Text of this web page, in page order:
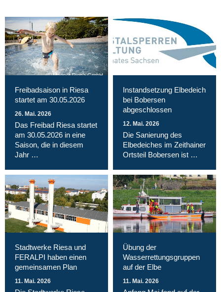
Magnet Riesa GmbH
Freibadsaison in Riesa
startet am 30.05.2026
26. Mai. 2026
Das Freibad Riesa startet
am 30.05.2026 in eine
Saison, die in diesem
Jahr …
Instandsetzung Elbedeich
bei Bobersen
abgeschlossen
12. Mai. 2026
Die Sanierung des
Elbedeiches im Zeithainer
Ortsteil Bobersen ist …
Stadtwerke Riesa und
FERALPI haben einen
gemeinsamen Plan
11. Mai. 2026
Übung der
Wasserrettungsgruppen
auf der Elbe
11. Mai. 2026